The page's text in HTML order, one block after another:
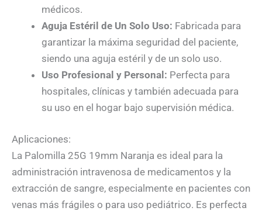
médicos.
Aguja Estéril de Un Solo Uso: Fabricada para
garantizar la máxima seguridad del paciente,
siendo una aguja estéril y de un solo uso.
Uso Profesional y Personal: Perfecta para
hospitales, clínicas y también adecuada para
su uso en el hogar bajo supervisión médica.
Aplicaciones:
La Palomilla 25G 19mm Naranja es ideal para la
administración intravenosa de medicamentos y la
extracción de sangre, especialmente en pacientes con
venas más frágiles o para uso pediátrico. Es perfecta